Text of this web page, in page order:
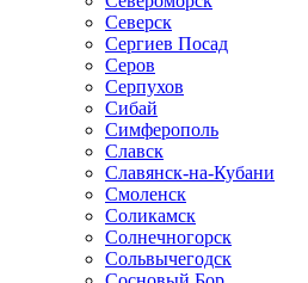
Северск
Сергиев Посад
Серов
Серпухов
Сибай
Симферополь
Славск
Славянск-на-Кубани
Смоленск
Соликамск
Солнечногорск
Сольвычегодск